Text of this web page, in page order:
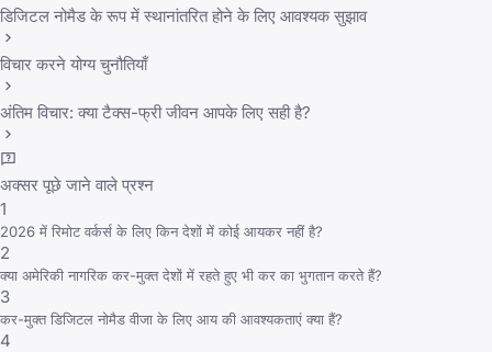
डिजिटल नोमैड के रूप में स्थानांतरित होने के लिए आवश्यक सुझाव
विचार करने योग्य चुनौतियाँ
अंतिम विचार: क्या टैक्स-फ्री जीवन आपके लिए सही है?
अक्सर पूछे जाने वाले प्रश्न
1
2026 में रिमोट वर्कर्स के लिए किन देशों में कोई आयकर नहीं है?
2
क्या अमेरिकी नागरिक कर-मुक्त देशों में रहते हुए भी कर का भुगतान करते हैं?
3
कर-मुक्त डिजिटल नोमैड वीजा के लिए आय की आवश्यकताएं क्या हैं?
4